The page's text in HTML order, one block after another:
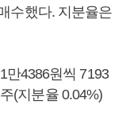
수했다. 지분율은
만4386원씩 7193
(지분율 0.04%)